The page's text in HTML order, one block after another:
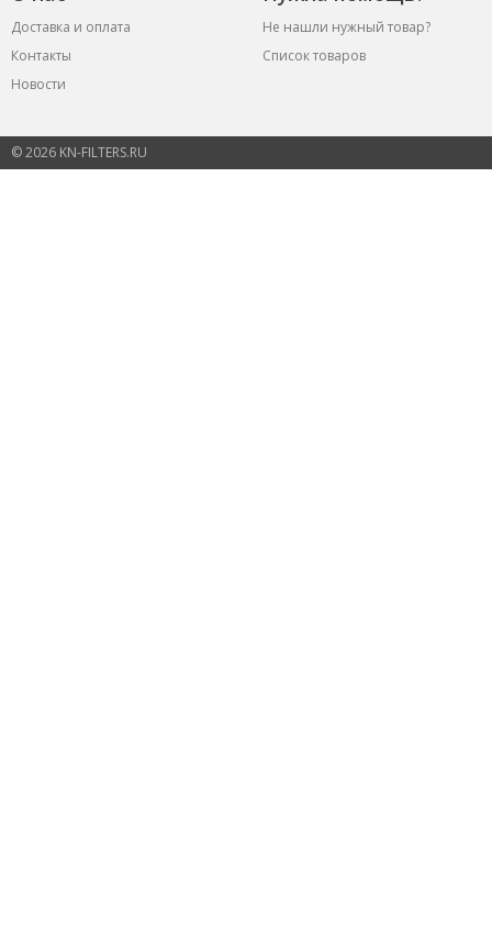
Доставка и оплата
Не нашли нужный товар?
Контакты
Список товаров
Новости
© 2026 KN-FILTERS.RU